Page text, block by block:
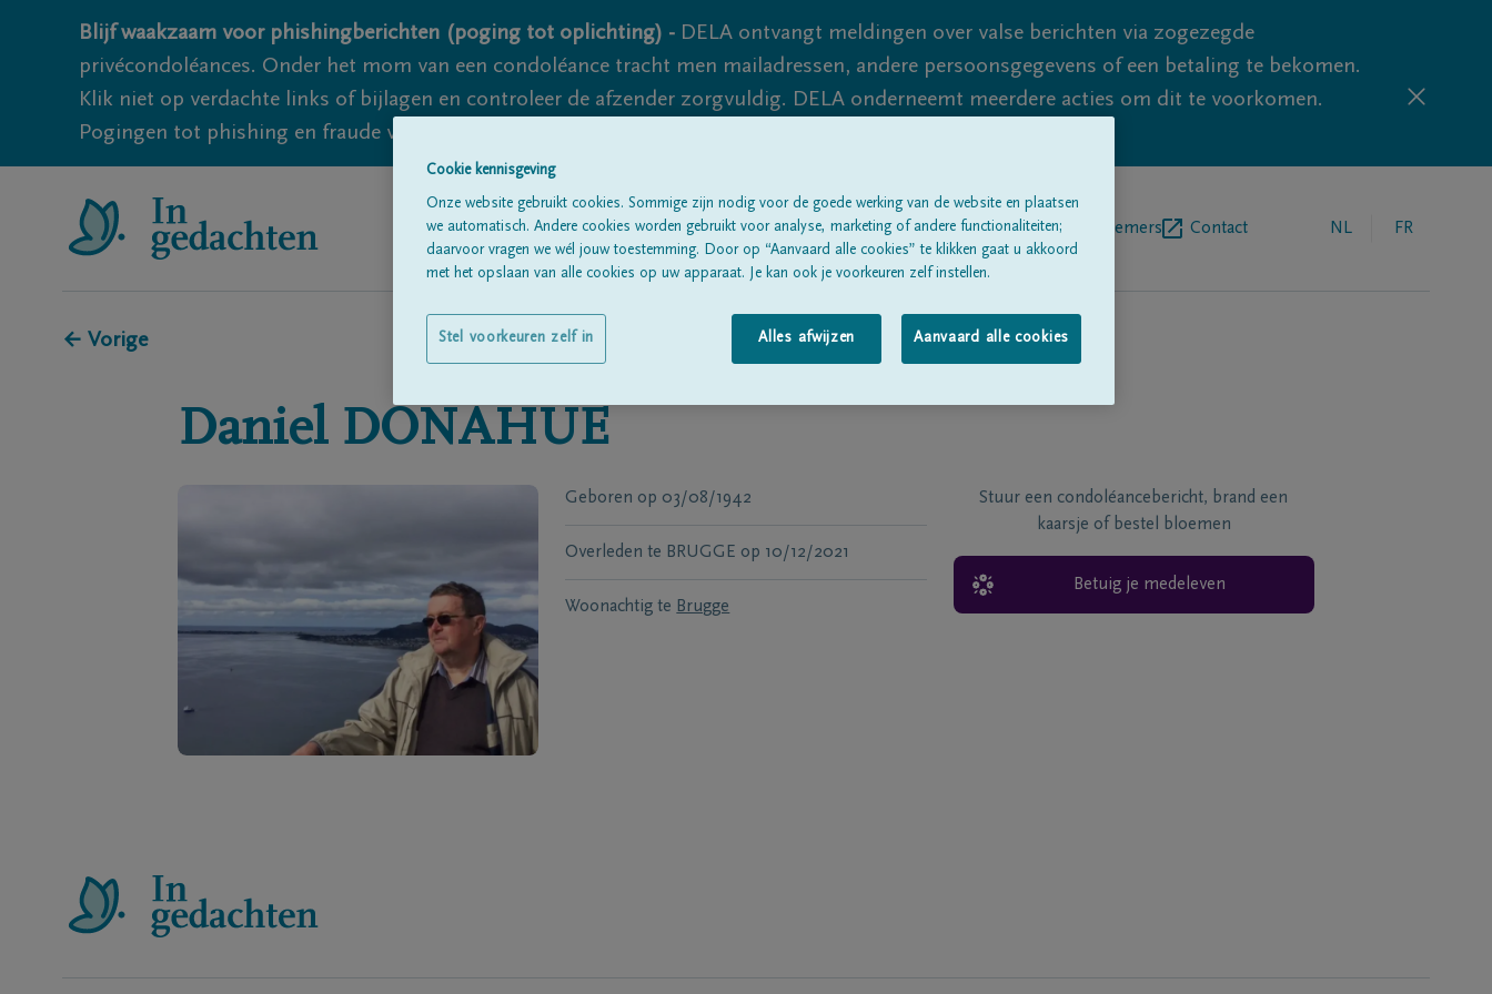
Blijf waakzaam voor phishingberichten (poging tot oplichting) - DELA ontvangt meldingen over valse berichten via zogezegde
privécondoléances. Onder het mom van een condoléance tracht men mailadressen, andere persoonsgegevens of een betaling te bekomen.
Klik niet op verdachte links of bijlagen en controleer de afzender zorgvuldig. DELA onderneemt meerdere acties om dit te voorkomen.
Pogingen tot phishing en fraude vallen echter nooit volledig uit te sluiten, dus blijf waakzaam.
Alle rouwberichten Over onsBegrafenisondernemers Contact NL FR
← Vorige
Daniel DONAHUE
Geboren op 03/08/1942
Overleden te BRUGGE op 10/12/2021
Woonachtig te Brugge
Stuur een condoléancebericht, brand een
kaarsje of bestel bloemen
Betuig je medeleven
Cookie kennisgeving
Onze website gebruikt cookies. Sommige zijn nodig voor de goede werking van de website en plaatsen
we automatisch. Andere cookies worden gebruikt voor analyse, marketing of andere functionaliteiten;
daarvoor vragen we wél jouw toestemming. Door op “Aanvaard alle cookies” te klikken gaat u akkoord
met het opslaan van alle cookies op uw apparaat. Je kan ook je voorkeuren zelf instellen.
Alles afwijzen Aanvaard alle cookies
Stel voorkeuren zelf in